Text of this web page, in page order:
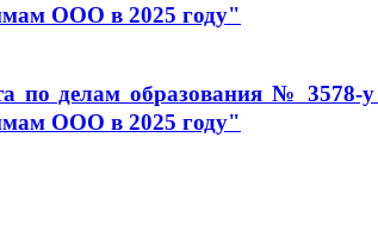
ООО в 2025 году"
по делам образования № 3578-
ООО в 2025 году"